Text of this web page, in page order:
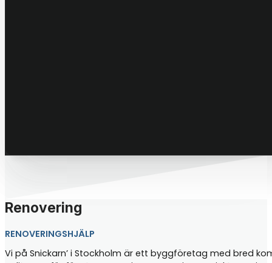
Renovering
RENOVERINGSHJÄLP
Vi på Snickarn’ i Stockholm är ett byggföretag med bred